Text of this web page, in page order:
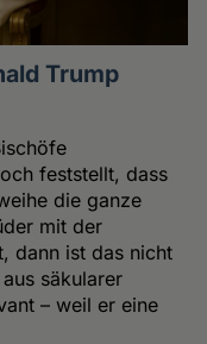
Trump
feststellt, dass
die ganze
mit der
dann ist das nicht
säkularer
– weil er eine